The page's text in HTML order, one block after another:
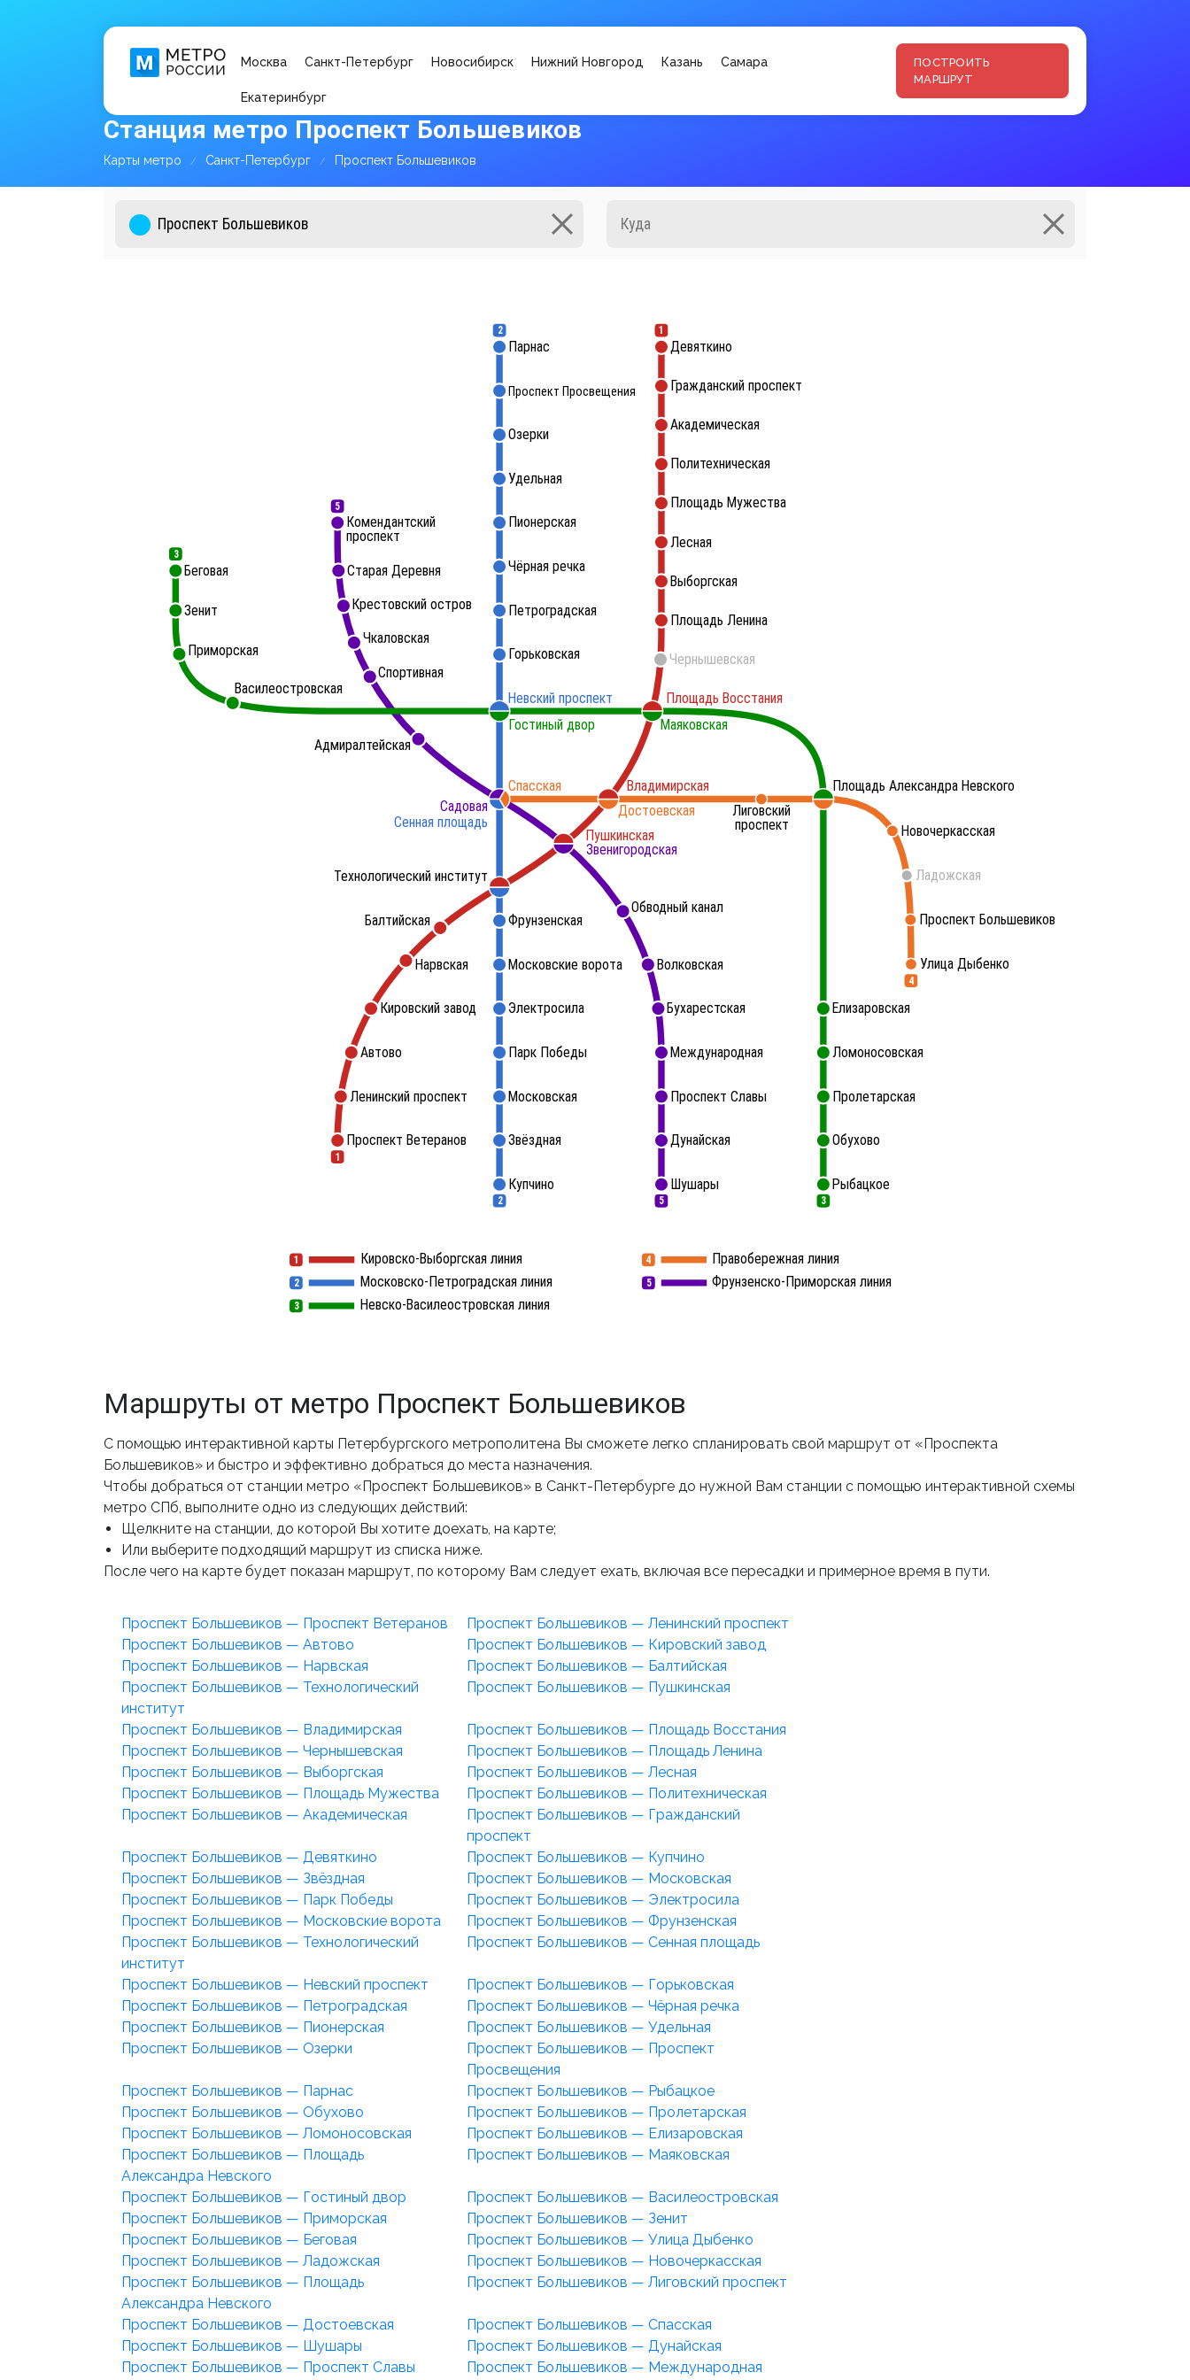
Москва Санкт-Петербург Новосибирск Нижний Новгород Казань Самара
Екатеринбург
ПОСТРОИТЬ
МАРШРУТ
Станция метро Проспект Большевиков
Карты метро Санкт-Петербург Проспект Большевиков
Кировско-Выборгская линия
Московско-Петроградская линия
Невско-Василеостровская линия
Правобережная линия
1
2
3
4
Фрунзенско-Приморская линия
5
1
2
3
1
2 5 3
4
3
5
2 1
Проспект Ветеранов
Балтийская
Московские ворота Волковская
Обводный канал
Бухарестская
Международная
Достоевская
Владимирская
Лиговский
проспект
Спасская
Садовая
Сенная площадь
Звенигородская
Пушкинская
Ленинский проспект
Автово
Кировский завод
Нарвская
Технологический институт
Купчино
Звёздная
Московская
Фрунзенская
Парк Победы
Электросила
Адмиралтейская
Спортивная
Василеостровская
Приморская
Чкаловская
Крестовский остров
Старая Деревня
Комендантский
проспект
Невский проспект
Гостиный двор Маяковская
Площадь Восстания
Площадь Александра Невского
Новочеркасская
Ладожская
Проспект Большевиков
Улица Дыбенко
Рыбацкое
Обухово
Пролетарская
Ломоносовская
Елизаровская
Горьковская
Петроградская
Чёрная речка
Пионерская
Удельная
Озерки
Проспект Просвещения
Парнас
Чернышевская
Площадь Ленина
Выборгская
Лесная
Площадь Мужества
Политехническая
Академическая
Гражданский проспект
Девяткино
Зенит
Беговая
Проспект Славы
Дунайская
Шушары
Маршруты от метро Проспект Большевиков
С помощью интерактивной карты Петербургского метрополитена Вы сможете легко спланировать свой маршрут от «Проспекта
Большевиков» и быстро и эффективно добраться до места назначения.
Чтобы добраться от станции метро «Проспект Большевиков» в Санкт-Петербурге до нужной Вам станции с помощью интерактивной схемы
метро СПб, выполните одно из следующих действий:
Щелкните на станции, до которой Вы хотите доехать, на карте;
Или выберите подходящий маршрут из списка ниже.
После чего на карте будет показан маршрут, по которому Вам следует ехать, включая все пересадки и примерное время в пути.
Проспект Большевиков — Проспект Ветеранов
Проспект Большевиков — Ленинский проспект
Проспект Большевиков — Автово
Проспект Большевиков — Кировский завод
Проспект Большевиков — Нарвская
Проспект Большевиков — Балтийская
Проспект Большевиков — Технологический
институт
Проспект Большевиков — Пушкинская
Проспект Большевиков — Владимирская
Проспект Большевиков — Площадь Восстания
Проспект Большевиков — Чернышевская
Проспект Большевиков — Площадь Ленина
Проспект Большевиков — Выборгская
Проспект Большевиков — Лесная
Проспект Большевиков — Площадь Мужества
Проспект Большевиков — Политехническая
Проспект Большевиков — Академическая
Проспект Большевиков — Гражданский
проспект
Проспект Большевиков — Девяткино
Проспект Большевиков — Купчино
Проспект Большевиков — Звёздная
Проспект Большевиков — Московская
Проспект Большевиков — Парк Победы
Проспект Большевиков — Электросила
Проспект Большевиков — Московские ворота
Проспект Большевиков — Фрунзенская
Проспект Большевиков — Технологический
институт
Проспект Большевиков — Сенная площадь
Проспект Большевиков — Невский проспект
Проспект Большевиков — Горьковская
Проспект Большевиков — Петроградская
Проспект Большевиков — Чёрная речка
Проспект Большевиков — Пионерская
Проспект Большевиков — Удельная
Проспект Большевиков — Озерки
Проспект Большевиков — Проспект
Просвещения
Проспект Большевиков — Парнас
Проспект Большевиков — Рыбацкое
Проспект Большевиков — Обухово
Проспект Большевиков — Пролетарская
Проспект Большевиков — Ломоносовская
Проспект Большевиков — Елизаровская
Проспект Большевиков — Площадь
Александра Невского
Проспект Большевиков — Маяковская
Проспект Большевиков — Гостиный двор
Проспект Большевиков — Василеостровская
Проспект Большевиков — Приморская
Проспект Большевиков — Зенит
Проспект Большевиков — Беговая
Проспект Большевиков — Улица Дыбенко
Проспект Большевиков — Ладожская
Проспект Большевиков — Новочеркасская
Проспект Большевиков — Площадь
Александра Невского
Проспект Большевиков — Лиговский проспект
Проспект Большевиков — Достоевская
Проспект Большевиков — Спасская
Проспект Большевиков — Шушары
Проспект Большевиков — Дунайская
Проспект Большевиков — Проспект Славы
Проспект Большевиков — Международная